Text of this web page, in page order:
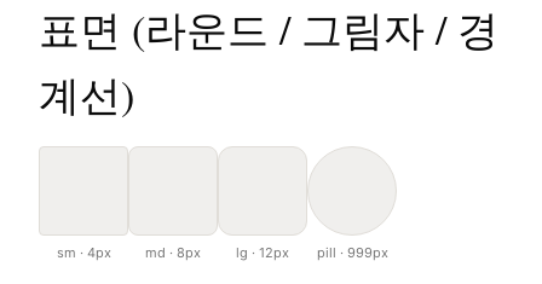
표면 (라운드 / 그림자 / 경
계선)
sm · 4px md · 8px lg · 12px pill · 999px